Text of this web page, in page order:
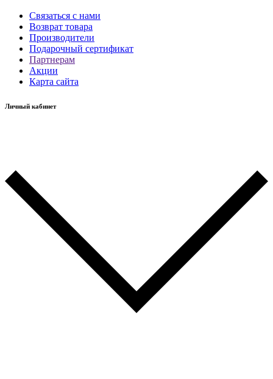
Связаться с нами
Возврат товара
Производители
Подарочный сертификат
Партнерам
Акции
Карта сайта
Личный кабинет